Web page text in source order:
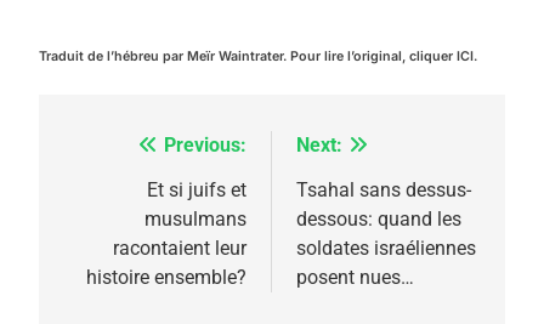
Traduit de l’hébreu par Meïr Waintrater. Pour lire l’original, cliquer ICI.
Navigation
l’article
Previous:
Et si juifs et
musulmans
racontaient leur
histoire ensemble?
Next:
Tsahal sans dessus-
dessous: quand les
soldates israéliennes
posent nues…